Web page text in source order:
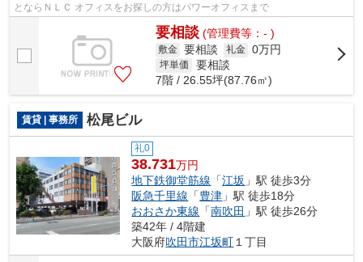
要相談 (管理費等：- )
敷金 要相談 礼金 0万円
坪単価
要相談
7階 / 26.55坪(87.76㎡)
賃貸 | 事務所 松尾ビル
礼0
38.731万円
地下鉄御堂筋線 「江坂 」駅 徒歩3分
阪急千里線 「豊津 」駅 徒歩18分
おおさか東線 「南吹田 」駅 徒歩26分
築42年 / 4階建
大阪府吹田市江坂町１丁目